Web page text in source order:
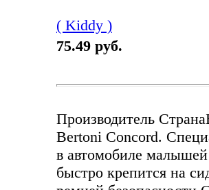
( Kiddy )
75.49 руб.
Производитель
Bertoni Concord.
в автомобиле
быстро крепится на